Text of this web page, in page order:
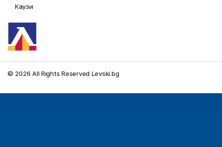
Каузи
© 2026 All Rights Reserved Levski.bg